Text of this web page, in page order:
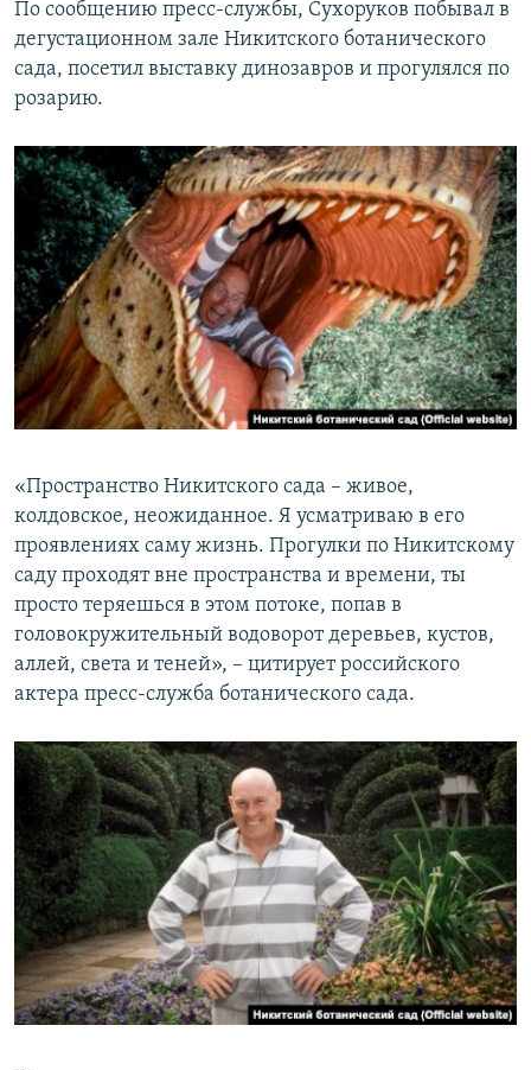
По сообщению пресс-службы, Сухоруков побывал в
дегустационном зале Никитского ботанического
сада, посетил выставку динозавров и прогулялся по
розарию.
«Пространство Никитского сада – живое,
колдовское, неожиданное. Я усматриваю в его
проявлениях саму жизнь. Прогулки по Никитскому
саду проходят вне пространства и времени, ты
просто теряешься в этом потоке, попав в
головокружительный водоворот деревьев, кустов,
аллей, света и теней», – цитирует российского
актера пресс-служба ботанического сада.